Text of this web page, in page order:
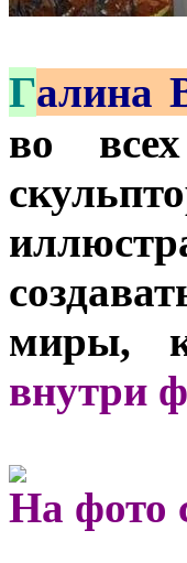
Галина
во
миры,
внутри
На фото